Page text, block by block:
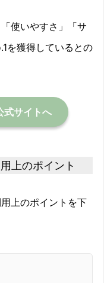
使いやすさ」「サ
を獲得しているとの
式サイトへ
上のポイント
上のポイントを下